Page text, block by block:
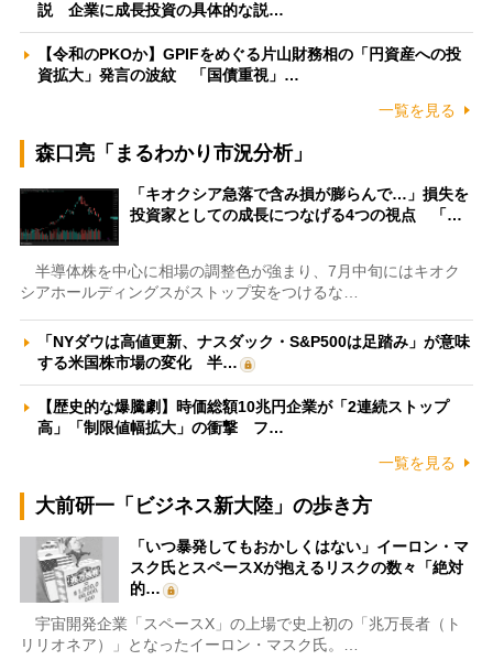
説 企業に成長投資の具体的な説…
【令和のPKOか】GPIFをめぐる片山財務相の「円資産への投
資拡大」発言の波紋 「国債重視」…
一覧を見る
森口亮「まるわかり市況分析」
「キオクシア急落で含み損が膨らんで…」損失を
投資家としての成長につなげる4つの視点 「…
半導体株を中心に相場の調整色が強まり、7月中旬にはキオク
シアホールディングスがストップ安をつけるな…
「NYダウは高値更新、ナスダック・S&P500は足踏み」が意味
する米国株市場の変化 半…
【歴史的な爆騰劇】時価総額10兆円企業が「2連続ストップ
高」「制限値幅拡大」の衝撃 フ…
一覧を見る
大前研一「ビジネス新大陸」の歩き方
「いつ暴発してもおかしくはない」イーロン・マ
スク氏とスペースXが抱えるリスクの数々「絶対
的…
宇宙開発企業「スペースX」の上場で史上初の「兆万長者（ト
リリオネア）」となったイーロン・マスク氏。…